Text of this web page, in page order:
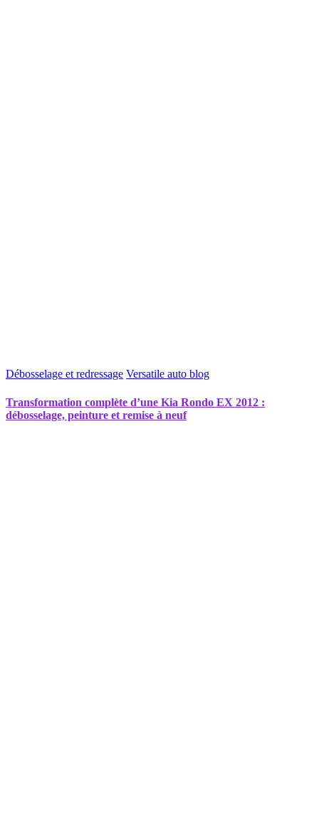
Débosselage et redressage Versatile auto blog
Transformation complète d’une Kia Rondo EX 2012 :
débosselage, peinture et remise à neuf